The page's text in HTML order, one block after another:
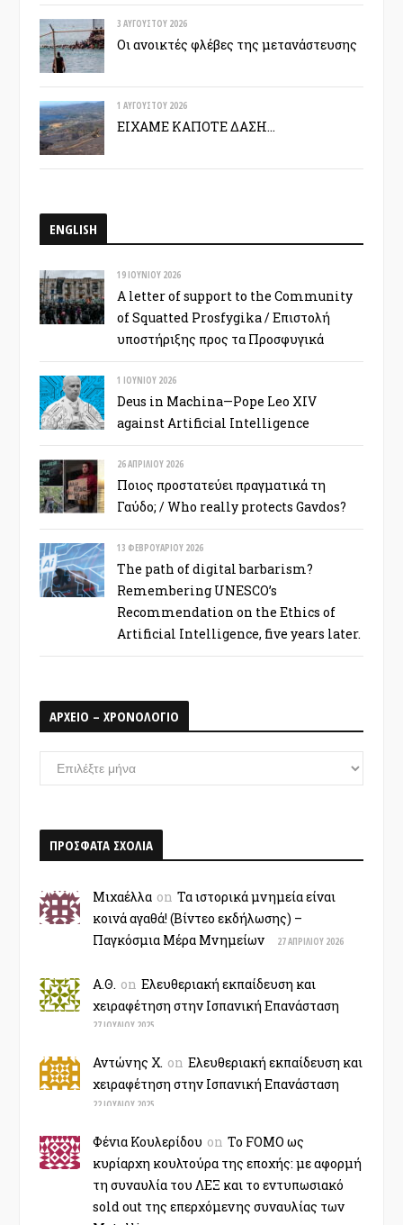
3 ΑΥΓΟΎΣΤΟΥ 2026
Οι ανοικτές φλέβες της μετανάστευσης
1 ΑΥΓΟΎΣΤΟΥ 2026
ΕΙΧΑΜΕ ΚΑΠΟΤΕ ΔΑΣΗ…
ENGLISH
19 ΙΟΥΝΊΟΥ 2026
A letter of support to the Community
of Squatted Prosfygika / Επιστολή
υποστήριξης προς τα Προσφυγικά
1 ΙΟΥΝΊΟΥ 2026
Deus in Machina—Pope Leo XIV
against Artificial Intelligence
26 ΑΠΡΙΛΊΟΥ 2026
Ποιος προστατεύει πραγματικά τη
Γαύδο; / Who really protects Gavdos?
13 ΦΕΒΡΟΥΑΡΊΟΥ 2026
The path of digital barbarism?
Remembering UNESCO’s
Recommendation on the Ethics of
Artificial Intelligence, five years later.
ΑΡΧΕΙΟ – ΧΡΟΝΟΛΟΓΙΟ
ΑΡΧΕΙΟ
–
ΠΡΟΣΦΑΤΑ ΣΧΟΛΙΑ
Μιχαέλλα on Τα ιστορικά μνημεία είναι
κοινά αγαθά! (Βίντεο εκδήλωσης) –
Παγκόσμια Μέρα Μνημείων
27 ΑΠΡΙΛΊΟΥ 2026
Α.Θ. on Ελευθεριακή εκπαίδευση και
χειραφέτηση στην Ισπανική Επανάσταση
27 ΙΟΥΛΊΟΥ 2025
Αντώνης Χ. on Ελευθεριακή εκπαίδευση και
χειραφέτηση στην Ισπανική Επανάσταση
22 ΙΟΥΛΊΟΥ 2025
Φένια Κουλερίδου on Το FOMO ως
κυρίαρχη κουλτούρα της εποχής: με αφορμή
τη συναυλία του ΛΕΞ και το εντυπωσιακό
sold out της επερχόμενης συναυλίας των